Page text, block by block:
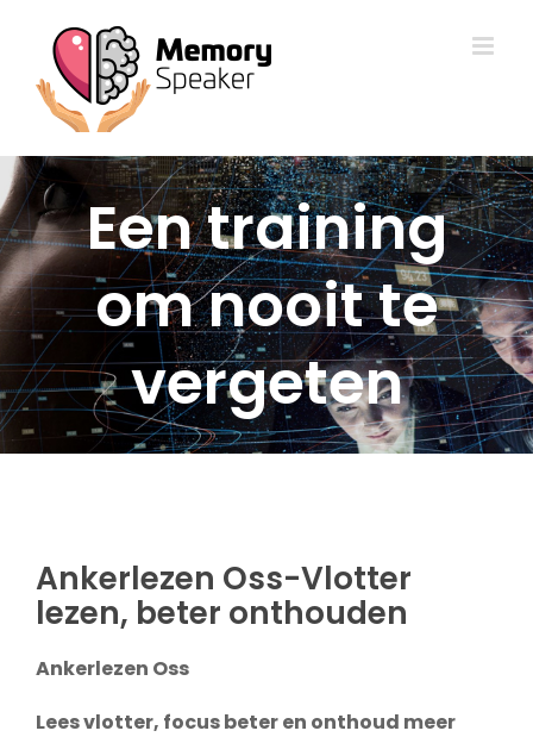
inhoud
Een training
om nooit te
vergeten
Ankerlezen Oss-Vlotter
lezen, beter onthouden
Ankerlezen Oss
Lees vlotter, focus beter en onthoud meer